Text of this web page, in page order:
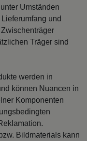
Umständen
und
Träger sind
werden in
können Nuancen in
Komponenten
Bildmaterials kann